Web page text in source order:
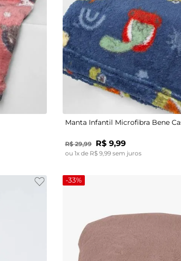
UN
Manta Infantil Microfibra Bene
R$ 29,99 R$ 9,99
ou 1x de R$ 9, 99sem juros
-33%